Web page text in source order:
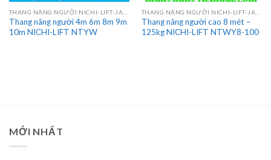
Thang nâng người 4m 6m 8m 9m
10m NICHI-LIFT NTYW
Thang nâng người cao 8 mét –
125kg NICHI-LIFT NTWY8-100
MỚI NHẤT